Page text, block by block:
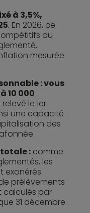
10
millions
€
4
millions
€
Illimité
à 3,5%,
. En 2026, ce
du
mesurée
: vous
10 000
le 1er
une capacité
des
:comme
les
exonérés
prélèvements
calculés par
31 décembre.